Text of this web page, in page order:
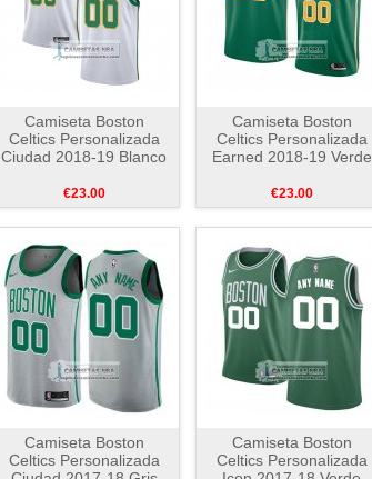
Camiseta Boston
Celtics Personalizada
Ciudad 2018-19 Blanco
€23.00
Camiseta Boston
Celtics Personalizada
Earned 2018-19 Verde
€23.00
Camiseta Boston
Celtics Personalizada
Camiseta Boston
Celtics Personalizada